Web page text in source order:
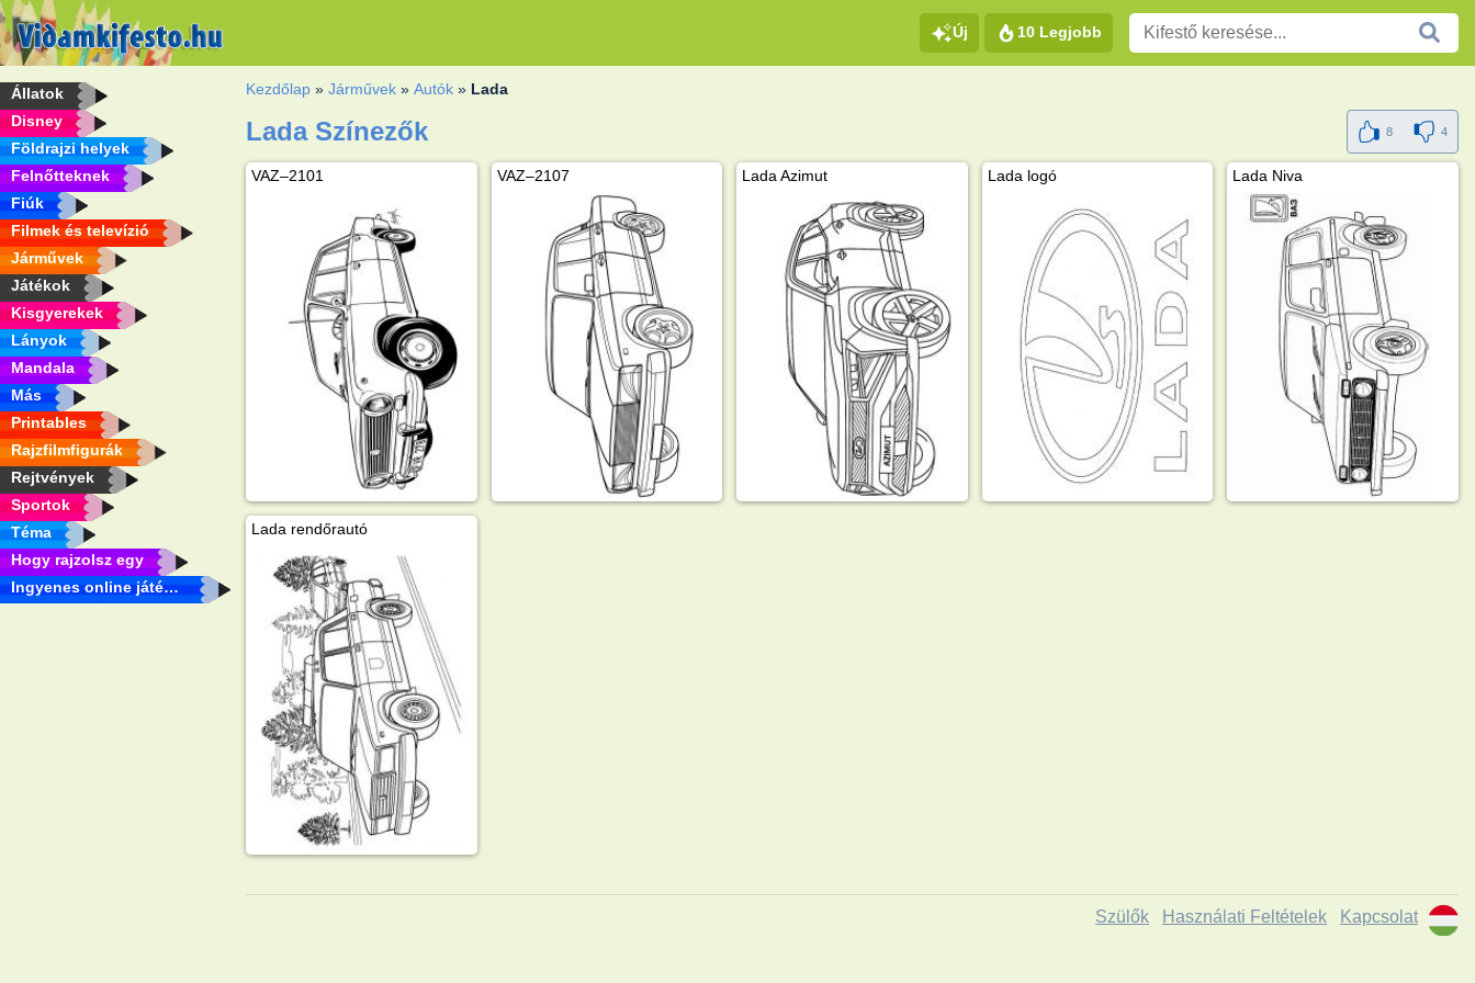
Új 10 Legjobb
Állatok
Disney
Földrajzi helyek
Felnőtteknek
Fiúk
Filmek és televízió
Járművek
Játékok
Kisgyerekek
Lányok
Mandala
Más
Printables
Rajzfilmfigurák
Rejtvények
Sportok
Téma
Hogy rajzolsz egy
Ingyenes online játékok
Kezdőlap »Járművek »Autók » Lada
Lada Színezők 8 4
VAZ–2101 VAZ–2107 Lada Azimut Lada logó Lada Niva
Lada rendőrautó
Szülők Használati Feltételek Kapcsolat